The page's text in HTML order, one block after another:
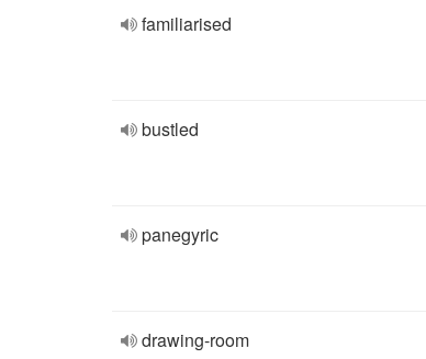
familiarised
bustled
panegyric
drawing-room